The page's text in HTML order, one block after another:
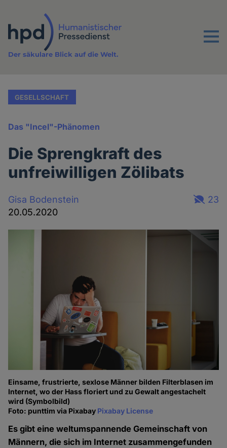
Inhalt
Menu
Der säkulare Blick auf die Welt.
GESELLSCHAFT
Das "Incel"-Phänomen
Die Sprengkraft des
unfreiwilligen Zölibats
Gisa Bodenstein
20.05.2020
23
Einsame, frustrierte, sexlose Männer bilden Filterblasen im
Internet, wo der Hass floriert und zu Gewalt angestachelt
wird (Symbolbild)
Foto: punttim via Pixabay Pixabay License
Es gibt eine weltumspannende Gemeinschaft von
Männern, die sich im Internet zusammengefunden